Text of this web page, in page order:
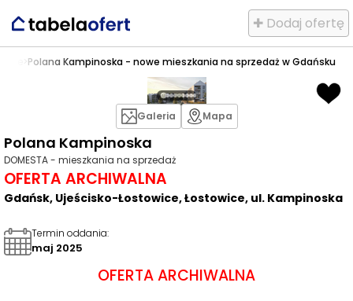
✚ Dodaj ofertę
Polana Kampinoska - nowe mieszkania na sprzedaż w Gdańsku
Polana Kampinoska
DOMESTA - mieszkania na sprzedaż
OFERTA ARCHIWALNA
Gdańsk, Ujeścisko-Łostowice, Łostowice, ul. Kampinoska
Galeria Mapa
Termin oddania:
maj 2025
OFERTA ARCHIWALNA